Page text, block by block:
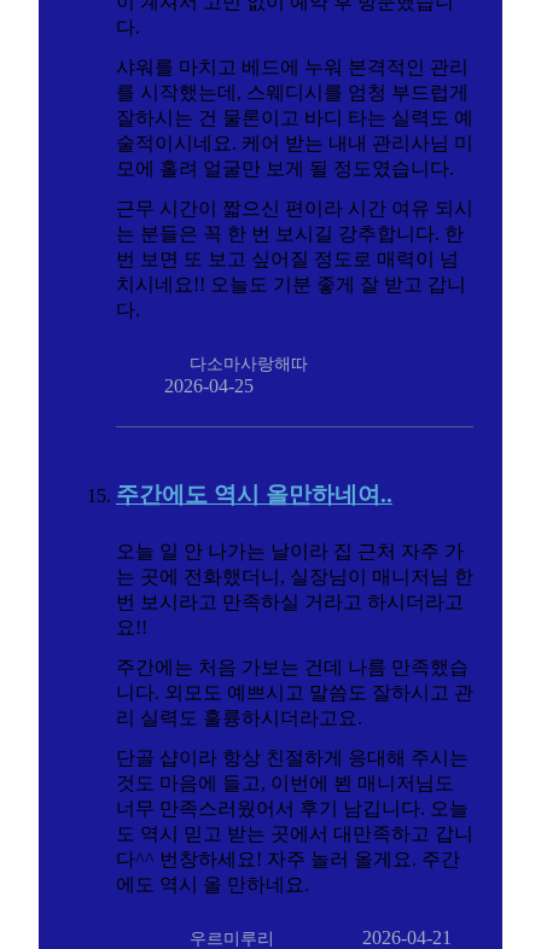
다.
샤워를 마치고 베드에 누워 본격적인 관리
를 시작했는데, 스웨디시를 엄청 부드럽게
잘하시는 건 물론이고 바디 타는 실력도 예
술적이시네요. 케어 받는 내내 관리사님 미
모에 홀려 얼굴만 보게 될 정도였습니다.
근무 시간이 짧으신 편이라 시간 여유 되시
는 분들은 꼭 한 번 보시길 강추합니다. 한
번 보면 또 보고 싶어질 정도로 매력이 넘
치시네요!! 오늘도 기분 좋게 잘 받고 갑니
다.
다소마사랑해따
2026-04-25
주간에도 역시 올만하네여..
오늘 일 안 나가는 날이라 집 근처 자주 가
는 곳에 전화했더니, 실장님이 매니저님 한
번 보시라고 만족하실 거라고 하시더라고
요!!
주간에는 처음 가보는 건데 나름 만족했습
니다. 외모도 예쁘시고 말씀도 잘하시고 관
리 실력도 훌륭하시더라고요.
단골 샵이라 항상 친절하게 응대해 주시는
것도 마음에 들고, 이번에 뵌 매니저님도
너무 만족스러웠어서 후기 남깁니다. 오늘
도 역시 믿고 받는 곳에서 대만족하고 갑니
다^^ 번창하세요! 자주 놀러 올게요. 주간
에도 역시 올 만하네요.
우르미루리 2026-04-21